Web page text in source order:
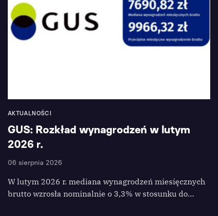
AKTUALNOŚCI
GUS: Rozkład wynagrodzeń w lutym
2026 r.
06 sierpnia 2026
W lutym 2026 r. mediana wynagrodzeń miesięcznych
brutto wzrosła nominalnie o 3,3% w stosunku do…